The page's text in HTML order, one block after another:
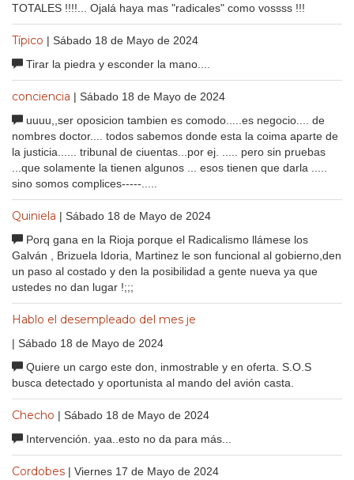
TOTALES !!!!... Ojalá haya mas "radicales" como vossss !!!
Típico | Sábado 18 de Mayo de 2024
Tirar la piedra y esconder la mano....
conciencia | Sábado 18 de Mayo de 2024
uuuu,,ser oposicion tambien es comodo.....es negocio.... de
nombres doctor.... todos sabemos donde esta la coima aparte de
la justicia...... tribunal de ciuentas...por ej. ..... pero sin pruebas
...que solamente la tienen algunos ... esos tienen que darla .....
sino somos complices-----.....
Quiniela | Sábado 18 de Mayo de 2024
Porq gana en la Rioja porque el Radicalismo llámese los
Galván , Brizuela Idoria, Martinez le son funcional al gobierno,den
un paso al costado y den la posibilidad a gente nueva ya que
ustedes no dan lugar !;;;
Hablo el desempleado del mes je
| Sábado 18 de Mayo de 2024
Quiere un cargo este don, inmostrable y en oferta. S.O.S
busca detectado y oportunista al mando del avión casta.
Checho | Sábado 18 de Mayo de 2024
Intervención. yaa..esto no da para más...
Cordobes | Viernes 17 de Mayo de 2024